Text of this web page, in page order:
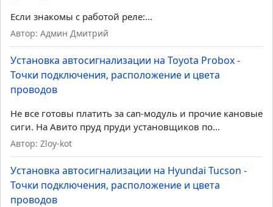
Если знакомы с работой реле:...
Автор: Админ Дмитрий
Установка автосигнализации на Toyota Probox -
Точки подключения, расположение и цвета
проводов
Не все готовы платить за can-модуль и прочие кановые
сиги. На Авито пруд пруди установщиков по...
Автор: Zloy-kot
Установка автосигнализации на Hyundai Tucson -
Точки подключения, расположение и цвета
проводов